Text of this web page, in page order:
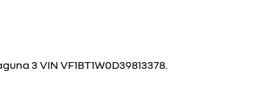
3 VIN VF1BT1W0D39813378.